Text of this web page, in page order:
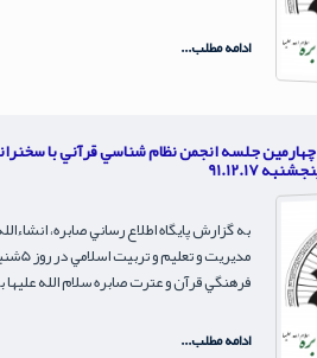
ادامه مطلب...
چهارمين جلسه انجمن نظام شناسي قرآني با
91.12.17
به گزارش پايگاه اطلاع رساني صابره،
فرهنگي قرآن و عترت صابره سلام الله
ادامه مطلب...